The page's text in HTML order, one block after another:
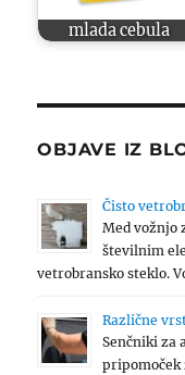
mlada cebula
OBJAVE IZ
Čisto
Med vožnjo
številnim
vetrobransko steklo.
Različne
Senčniki za
pripomoček